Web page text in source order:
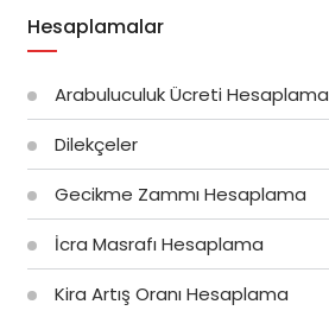
Hesaplamalar
Arabuluculuk Ücreti Hesaplama
Dilekçeler
Gecikme Zammı Hesaplama
İcra Masrafı Hesaplama
Kira Artış Oranı Hesaplama